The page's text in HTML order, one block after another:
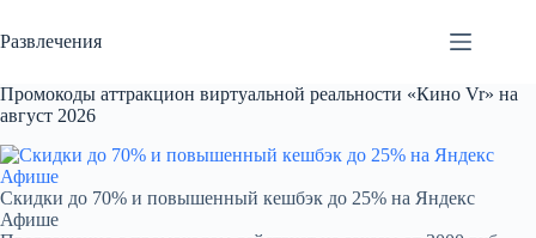
к
сути
Развлечения
Промокоды аттракцион виртуальной реальности «Кино Vr» на
август 2026
Скидки до 70% и повышенный кешбэк до 25% на Яндекс
Афише